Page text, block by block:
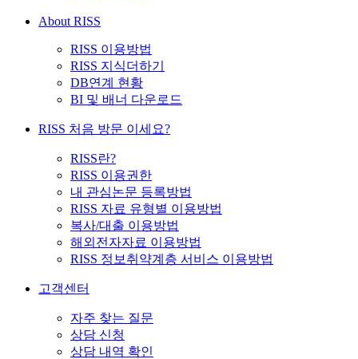
About RISS
RISS 이용방법
RISS 지식더하기
DB연계 현황
BI 및 배너 다운로드
RISS 처음 방문 이세요?
RISS란?
RISS 이용권한
내 관심논문 등록방법
RISS 자료 유형별 이용방법
복사/대출 이용방법
해외전자자료 이용방법
RISS 정보취약계층 서비스 이용방법
고객센터
자주 찾는 질문
상담 신청
상담 내역 확인